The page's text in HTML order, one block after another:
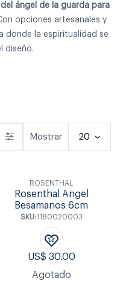
ángel de la guarda para
opciones artesanales y
donde la espiritualidad se
diseño.
Mostrar 20
ROSENTHAL
Rosenthal Angel
Besamanos 6cm
SKU:1180020003
US$ 30.00
Agotado